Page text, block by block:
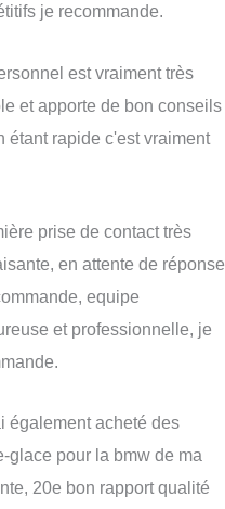
je recommande.
est vraiment très
et apporte de bon conseils
étant rapide c'est vraiment
prise de contact très
en attente de réponse
equipe
et professionnelle, je
également acheté des
glace pour la bmw de ma
20e bon rapport qualité